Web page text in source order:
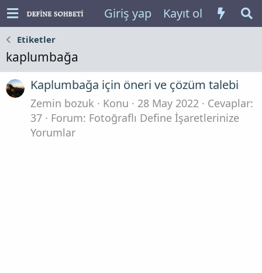
Giriş yap Kayıt ol
Etiketler
kaplumbağa
Kaplumbağa için öneri ve çözüm talebi
Zemin bozuk Konu 28 May 2022
Cevaplar:
37
Forum: Fotoğraflı Define İşaretlerinize
Yorumlar